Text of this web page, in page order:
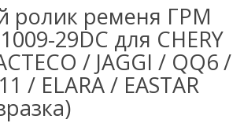
ролик ременя ГРМ
29DC для CHERY
/ JAGGI / QQ6 /
/ ELARA / EASTAR